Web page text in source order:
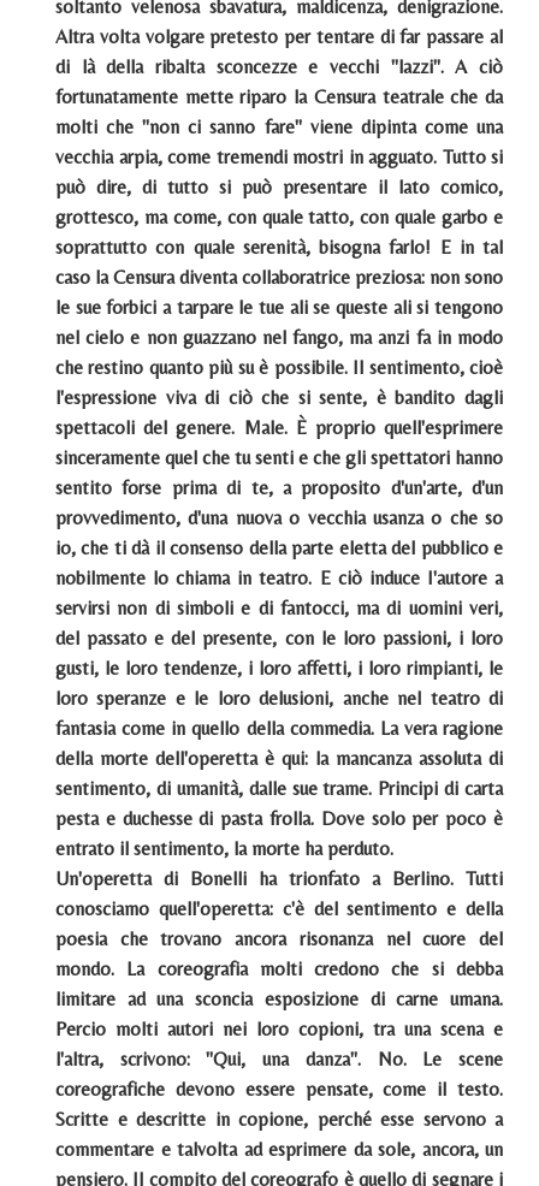
soltanto velenosa sbavatura, maldicenza, denigrazione.
Altra volta volgare pretesto per tentare di far passare al
di là della ribalta sconcezze e vecchi "lazzi". A ciò
fortunatamente mette riparo la Censura teatrale che da
molti che "non ci sanno fare" viene dipinta come una
vecchia arpia, come tremendi mostri in agguato. Tutto si
può dire, di tutto si può presentare il lato comico,
grottesco, ma come, con quale tatto, con quale garbo e
soprattutto con quale serenità, bisogna farlo! E in tal
caso la Censura diventa collaboratrice preziosa: non sono
le sue forbici a tarpare le tue ali se queste ali si tengono
nel cielo e non guazzano nel fango, ma anzi fa in modo
che restino quanto più su è possibile. Il sentimento, cioè
l'espressione viva di ciò che si sente, è bandito dagli
spettacoli del genere. Male. È proprio quell'esprimere
sinceramente quel che tu senti e che gli spettatori hanno
sentito forse prima di te, a proposito d'un'arte, d'un
provvedimento, d'una nuova o vecchia usanza o che so
io, che ti dà il consenso della parte eletta del pubblico e
nobilmente lo chiama in teatro. E ciò induce I'autore a
servirsi non di simboli e di fantocci, ma di uomini veri,
del passato e del presente, con le loro passioni, i loro
gusti, le loro tendenze, i loro affetti, i loro rimpianti, le
loro speranze e le loro delusioni, anche nel teatro di
fantasia come in quello della commedia. La vera ragione
della morte dell'operetta è qui: la mancanza assoluta di
sentimento, di umanità, dalle sue trame. Principi di carta
pesta e duchesse di pasta frolla. Dove solo per poco è
entrato il sentimento, la morte ha perduto.
Un'operetta di Bonelli ha trionfato a Berlino. Tutti
conosciamo quell'operetta: c'è del sentimento e della
poesia che trovano ancora risonanza nel cuore del
mondo. La coreografia molti credono che si debba
limitare ad una sconcia esposizione di carne umana.
Percio molti autori nei loro copioni, tra una scena e
l'altra, scrivono: "Qui, una danza". No. Le scene
coreografiche devono essere pensate, come il testo.
Scritte e descritte in copione, perché esse servono a
commentare e talvolta ad esprimere da sole, ancora, un
pensiero. Il compito del coreografo è quello di segnare i